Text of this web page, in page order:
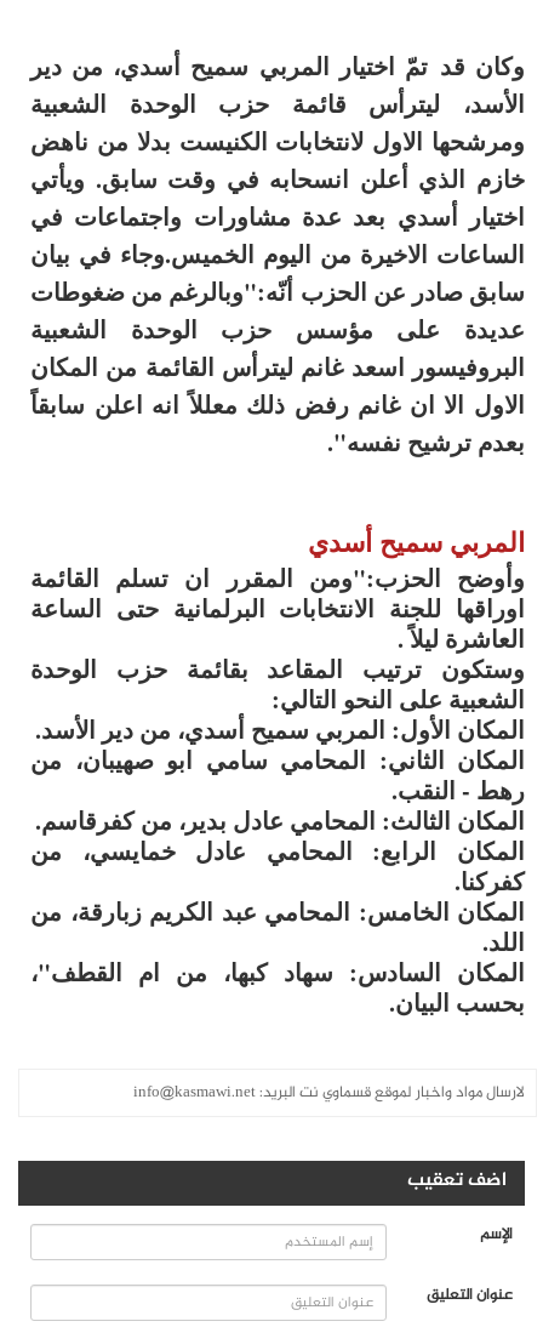
وكان قد تمّ اختيار المربي سميح أسدي، من دير
الأسد، ليترأس قائمة حزب الوحدة الشعبية
ومرشحها الاول لانتخابات الكنيست بدلا من ناهض
خازم الذي أعلن انسحابه في وقت سابق. ويأتي
اختيار أسدي بعد عدة مشاورات واجتماعات في
الساعات الاخيرة من اليوم الخميس.وجاء في بيان
سابق صادر عن الحزب أنّه:"وبالرغم من ضغوطات
عديدة على مؤسس حزب الوحدة الشعبية
البروفيسور اسعد غانم ليترأس القائمة من المكان
الاول الا ان غانم رفض ذلك معللاً انه اعلن سابقاً
بعدم ترشيح نفسه".
المربي سميح أسدي
وأوضح الحزب:"ومن المقرر ان تسلم القائمة
اوراقها للجنة الانتخابات البرلمانية حتى الساعة
العاشرة ليلاً .
وستكون ترتيب المقاعد بقائمة حزب الوحدة
الشعبية على النحو التالي:
المكان الأول: المربي سميح أسدي، من دير الأسد.
المكان الثاني: المحامي سامي ابو صهيبان، من
رهط - النقب.
المكان الثالث: المحامي عادل بدير، من كفرقاسم.
المكان الرابع: المحامي عادل خمايسي، من
كفركنا.
المكان الخامس: المحامي عبد الكريم زبارقة، من
اللد.
المكان السادس: سهاد كبها، من ام القطف"،
بحسب البيان.
لارسال مواد واخبار لموقع قسماوي نت البريد:info@kasmawi.net
اضف تعقيب
الإسم
عنوان التعليق